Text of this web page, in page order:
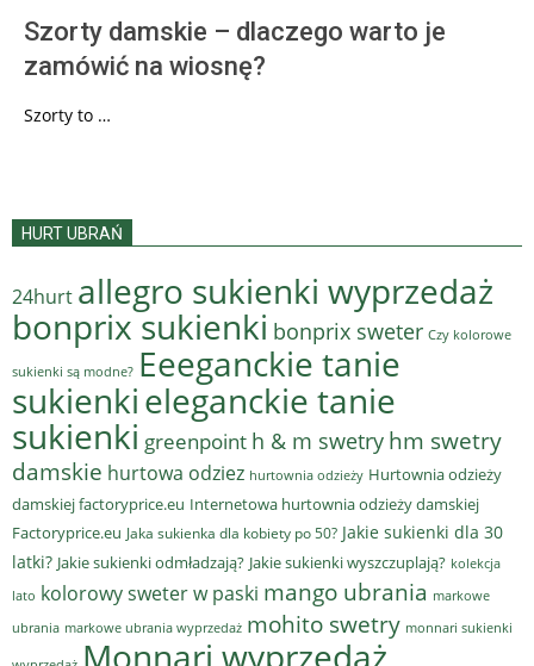
Szorty damskie – dlaczego warto je
zamówić na wiosnę?
Szorty to …
HURT UBRAŃ
24hurt allegro sukienki wyprzedaż
bonprix sukienki bonprix sweter Czy kolorowe
sukienki są modne? Eeeganckie tanie
sukienkieleganckie tanie
sukienki greenpoint h & m swetry hm swetry
damskie hurtowa odziez hurtownia odzieży Hurtownia odzieży
damskiej factoryprice.eu Internetowa hurtownia odzieży damskiej
Factoryprice.eu Jaka sukienka dla kobiety po 50? Jakie sukienki dla 30
latki? Jakie sukienki odmładzają? Jakie sukienki wyszczuplają? kolekcja
lato kolorowy sweter w paski mango ubrania markowe
ubrania markowe ubrania wyprzedaż mohito swetry monnari sukienki
Monnari wyprzedaż